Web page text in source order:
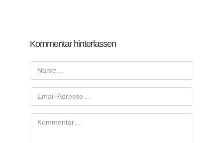
Kommentar hinterlassen